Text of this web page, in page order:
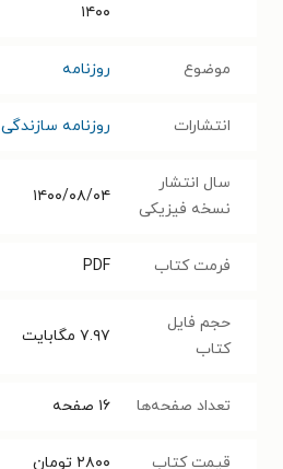
۱۴۰۰
موضوع روزنامه
انتشارات روزنامه سازندگی
سال انتشار
نسخه فیزیکی
۱۴۰۰/۰۸/۰۴
فرمت کتاب PDF
حجم فایل
کتاب
۷.۹۷ مگابایت
تعداد صفحه‌ها ۱۶ صفحه
قیمت کتاب ۲۸۰۰ تومان